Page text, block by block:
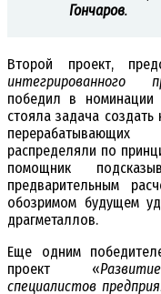
Гончаров.
Второй проект,
интегрированного
победил в номинации
стояла задача
распределяли по
помощник
предварительным
обозримом будущем
драгметаллов.
Еще одним
проект «
специалистов